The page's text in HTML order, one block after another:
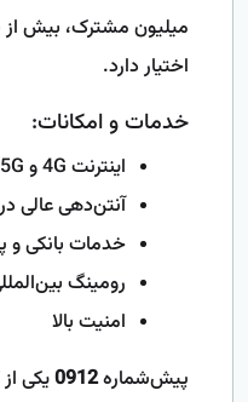
اختیار دارد.
خدمات و امکانات:
اینترنت 4G و 5G پرسرعت
آنتن‌دهی عالی
خدمات بانکی و
رومینگ
امنیت بالا
پیش‌شماره0912یکی